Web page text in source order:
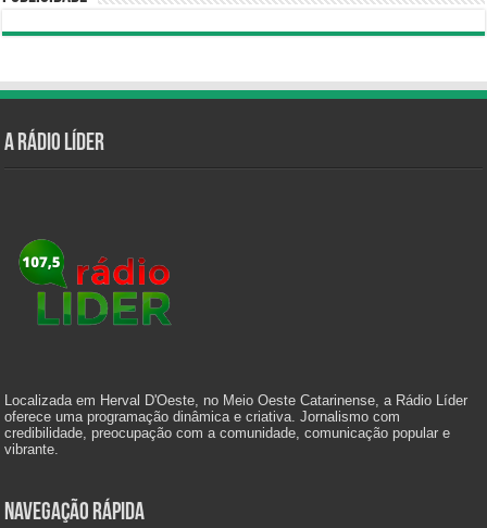
A Rádio Líder
Localizada em Herval D'Oeste, no Meio Oeste Catarinense, a Rádio Líder
oferece uma programação dinâmica e criativa. Jornalismo com
credibilidade, preocupação com a comunidade, comunicação popular e
vibrante.
Navegação Rápida